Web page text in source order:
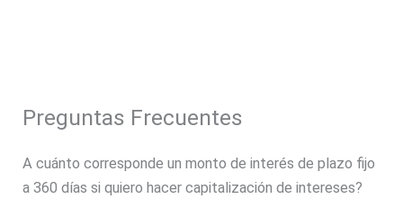
Preguntas Frecuentes
A cuánto corresponde un monto de interés de plazo fijo
a 360 días si quiero hacer capitalización de intereses?